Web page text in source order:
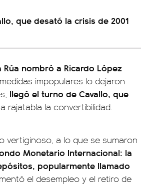
que desató la crisis de 2001
nombró a Ricardo López
impopulares lo dejaron
llegó el turno de Cavallo, que
rajatabla la convertibilidad.
vertiginoso, a lo que se sumaron
Monetario Internacional: la
popularmente llamado
el desempleo y el retiro de